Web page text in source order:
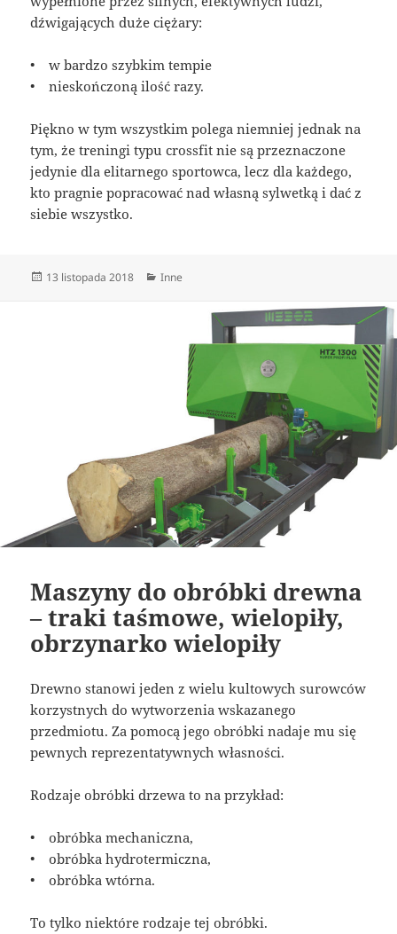
dźwigających duże ciężary:
• w bardzo szybkim tempie
• nieskończoną ilość razy.
Piękno w tym wszystkim polega niemniej jednak na
tym, że treningi typu crossfit nie są przeznaczone
jedynie dla elitarnego sportowca, lecz dla każdego,
kto pragnie popracować nad własną sylwetką i dać z
siebie wszystko.
Data
13 listopada 2018 Kategorie
Inne
Maszyny do obróbki drewna
– traki taśmowe, wielopiły,
obrzynarko wielopiły
Drewno stanowi jeden z wielu kultowych surowców
korzystnych do wytworzenia wskazanego
przedmiotu. Za pomocą jego obróbki nadaje mu się
pewnych reprezentatywnych własności.
Rodzaje obróbki drzewa to na przykład:
• obróbka mechaniczna,
• obróbka hydrotermiczna,
• obróbka wtórna.
To tylko niektóre rodzaje tej obróbki.